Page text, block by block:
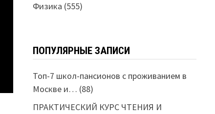
Физика (555)
ПОПУЛЯРНЫЕ ЗАПИСИ
Топ-7 школ-пансионов с проживанием в
Москве и… (88)
ПРАКТИЧЕСКИЙ КУРС ЧТЕНИЯ И